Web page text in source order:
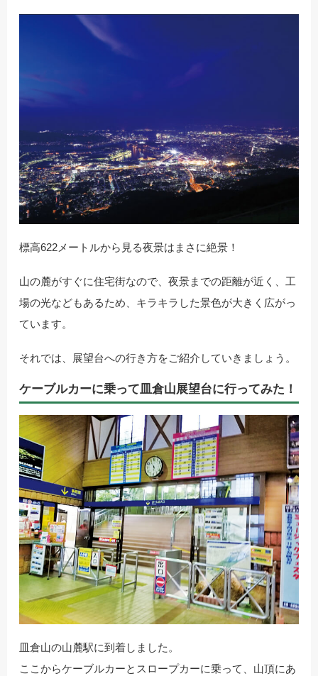
標高622メートルから見る夜景はまさに絶景！
山の麓がすぐに住宅街なので、夜景までの距離が近く、工
場の光などもあるため、キラキラした景色が大きく広がっ
ています。
それでは、展望台への行き方をご紹介していきましょう。
ケーブルカーに乗って皿倉山展望台に行ってみた！
皿倉山の山麓駅に到着しました。
ここからケーブルカーとスロープカーに乗って、山頂にあ